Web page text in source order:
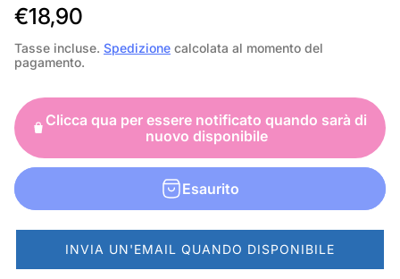
P
r
e
z
z
o
n
o
r
m
€18,90
Tasse incluse. Spedizione calcolata al momento del
pagamento.
Clicca qua per essere notificato quando sarà di
nuovo disponibile
Esaurito
INVIA UN'EMAIL QUANDO DISPONIBILE